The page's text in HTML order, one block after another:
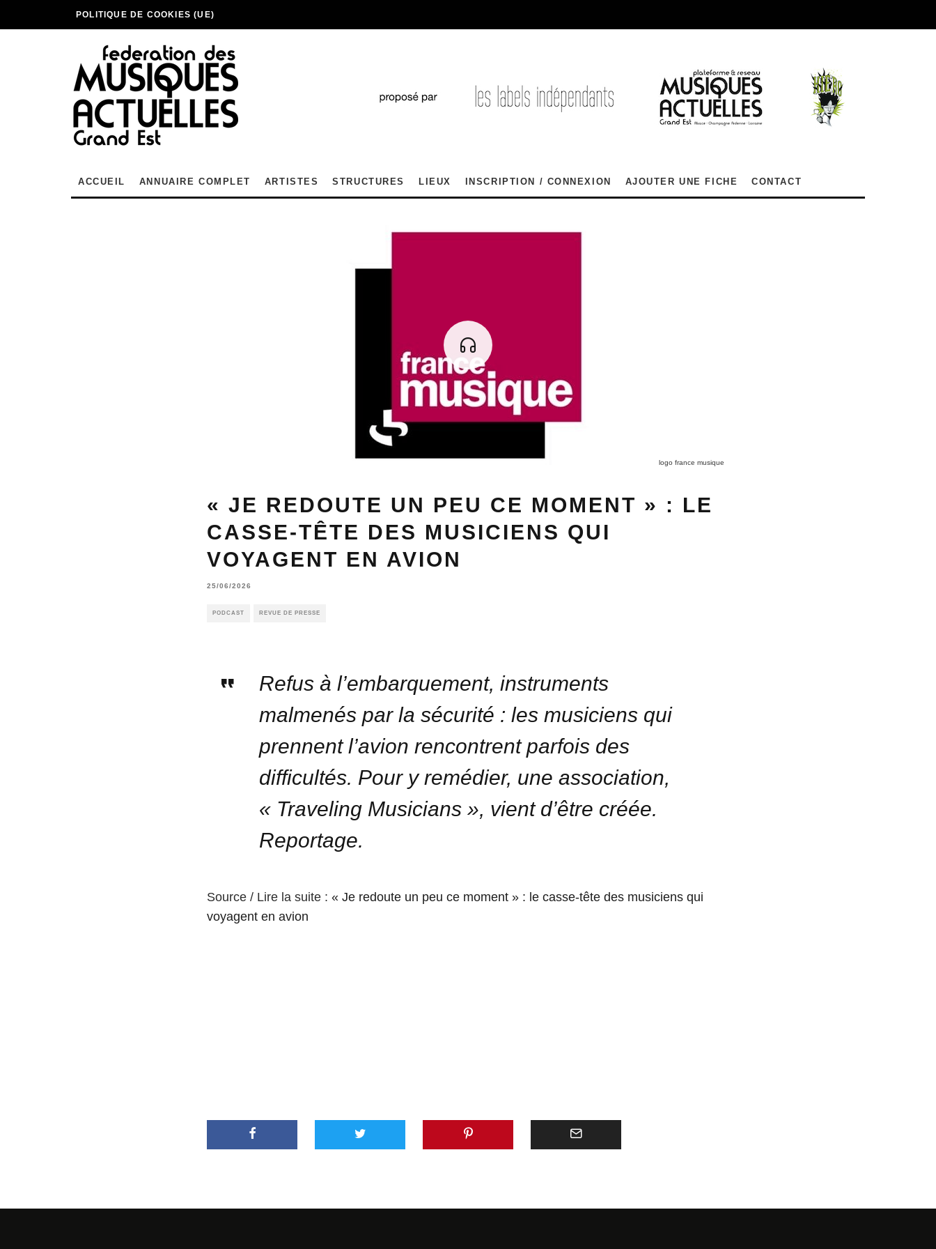
POLITIQUE DE COOKIES (UE)
ACCUEIL ANNUAIRE COMPLET ARTISTES STRUCTURES LIEUX INSCRIPTION / CONNEXION AJOUTER UNE FICHE CONTACT
logo france musique
« JE REDOUTE UN PEU CE MOMENT » : LE
CASSE-TÊTE DES MUSICIENS QUI
VOYAGENT EN AVION
25/06/2026
PODCAST REVUE DE PRESSE
Refus à l’embarquement, instruments
malmenés par la sécurité : les musiciens qui
prennent l’avion rencontrent parfois des
difficultés. Pour y remédier, une association,
« Traveling Musicians », vient d’être créée.
Reportage.
Source / Lire la suite : « Je redoute un peu ce moment » : le casse-tête des musiciens qui
voyagent en avion